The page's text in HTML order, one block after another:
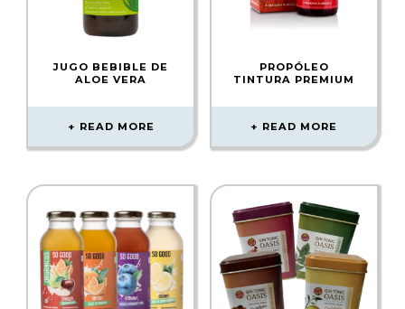
JUGO BEBIBLE DE
ALOE VERA
READ MORE
PROPÓLEO
TINTURA PREMIUM
READ MORE